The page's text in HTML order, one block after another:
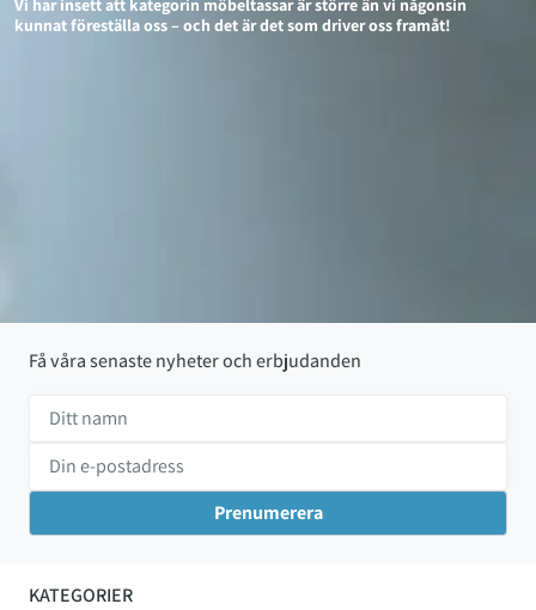
Vi har insett att kategorin möbeltassar är större än vi någonsin
kunnat föreställa oss – och det är det som driver oss framåt!
KATEGORIER
Få våra senaste nyheter och erbjudanden